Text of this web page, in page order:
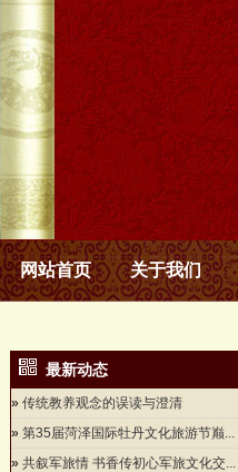
网站首页 关于我们
最新动态
» 传统教养观念的误读与澄清
» 第35届菏泽国际牡丹文化旅游节巅...
» 共叙军旅情 书香传初心军旅文化交...